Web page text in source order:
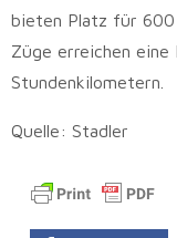
bieten Platz für 600
Züge erreichen eine
Stundenkilometern.
Quelle: Stadler